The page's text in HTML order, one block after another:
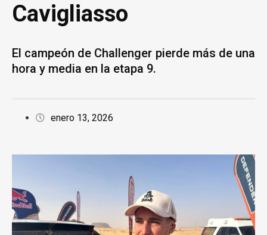
Cavigliasso
El campeón de Challenger pierde más de una
hora y media en la etapa 9.
enero 13, 2026